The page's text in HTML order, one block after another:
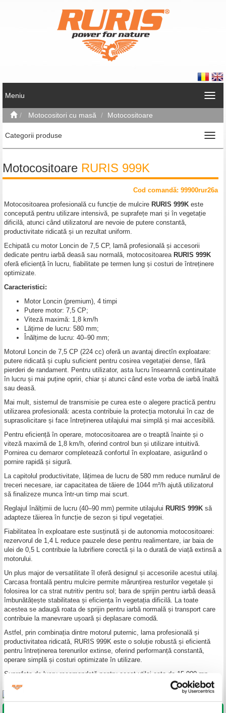
Meniu
Motocositori cu masă Motocositoare
Categorii produse
Motocositoare RURIS 999K
Cod comandă: 99900rur26a
Motocositoarea profesională cu funcție de mulcire RURIS 999K este
concepută pentru utilizare intensivă, pe suprafețe mari și în vegetație
dificilă, atunci când utilizatorul are nevoie de putere constantă,
productivitate ridicată și un rezultat uniform.
Echipată cu motor Loncin de 7,5 CP, lamă profesională și accesorii
dedicate pentru iarbă deasă sau normală, motocositoarea RURIS 999K
oferă eficiență în lucru, fiabilitate pe termen lung și costuri de întreținere
optimizate.
Caracteristici:
Motor Loncin (premium), 4 timpi
Putere motor: 7,5 CP;
Viteză maximă: 1,8 km/h
Lățime de lucru: 580 mm;
Înălțime de lucru: 40–90 mm;
Motorul Loncin de 7,5 CP (224 cc) oferă un avantaj directîn exploatare:
putere ridicată și cuplu suficient pentru cosirea vegetației dense, fără
pierderi de randament. Pentru utilizator, asta lucru înseamnă continuitate
în lucru și mai puține opriri, chiar și atunci când este vorba de iarbă înaltă
sau deasă.
Mai mult, sistemul de transmisie pe curea este o alegere practică pentru
utilizarea profesională: acesta contribuie la protecția motorului în caz de
suprasolicitare și face întreținerea utilajului mai simplă și mai accesibilă.
Pentru eficiență în operare, motocositoarea are o treaptă înainte și o
viteză maximă de 1,8 km/h, oferind control bun și utilizare intuitivă.
Pornirea cu demaror completează confortul în exploatare, asigurând o
pornire rapidă și sigură.
La capitolul productivitate, lățimea de lucru de 580 mm reduce numărul de
treceri necesare, iar capacitatea de tăiere de 1044 m²/h ajută utilizatorul
să finalizeze munca într-un timp mai scurt.
Reglajul înălțimii de lucru (40–90 mm) permite utilajului RURIS 999K să
adapteze tăierea în funcție de sezon și tipul vegetației.
Fiabilitatea în exploatare este susținută și de autonomia motocositoarei:
rezervorul de 1,4 L reduce pauzele dese pentru realimentare, iar baia de
ulei de 0,5 L contribuie la lubrifiere corectă și la o durată de viață extinsă a
motorului.
Un plus major de versatilitate îl oferă designul și accesoriile acestui utilaj.
Carcasa frontală pentru mulcire permite mărunțirea resturilor vegetale și
folosirea lor ca strat nutritiv pentru sol; bara de sprijin pentru iarbă deasă
îmbunătățește stabilitatea și eficiența în vegetația dificilă. La toate
acestea se adaugă roata de sprijin pentru iarbă normală și transport care
contribuie la manevrare ușoară și deplasare comodă.
Astfel, prin combinația dintre motorul puternic, lama profesională și
productivitatea ridicată, RURIS 999K este o soluție robustă și eficientă
pentru întreținerea terenurilor extinse, oferind performanță constantă,
operare simplă și costuri optimizate în utilizare.
Suprafața de lucru recomandată pentru acest utilaj este de 15.000 mp.